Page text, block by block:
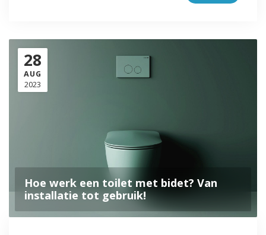
28
AUG
2023
Hoe werk een toilet met bidet? Van
installatie tot gebruik!